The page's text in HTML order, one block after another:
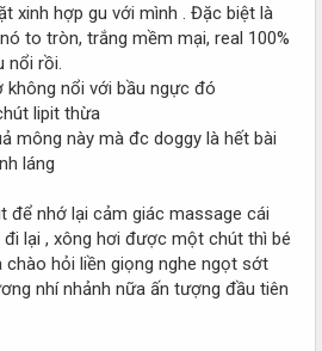
xinh hợp gu với mình . Đặc biệt là
to tròn, trắng mềm mại, real 100%
nổi rồi.
không nổi với bầu ngực đó
lipit thừa
mông này mà đc doggy là hết bài
láng
để nhớ lại cảm giác massage cái
lại , xông hơi được một chút thì bé
chào hỏi liền giọng nghe ngọt sớt
nhí nhảnh nữa ấn tượng đầu tiên